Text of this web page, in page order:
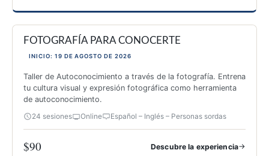
FOTOGRAFÍA PARA CONOCERTE
INICIO: 19 DE AGOSTO DE 2026
Taller de Autoconocimiento a través de la fotografía. Entrena
tu cultura visual y expresión fotográfica como herramienta
de autoconocimiento.
24 sesiones Online Español – Inglés – Personas sordas
$90 Descubre la experiencia→